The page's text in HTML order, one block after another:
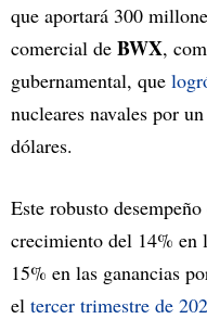
que aportará 300
comercial de BWX,
gubernamental, que
nucleares navales por
dólares.
Este robusto
crecimiento del 14% en
15% en las ganancias
el tercer trimestre de